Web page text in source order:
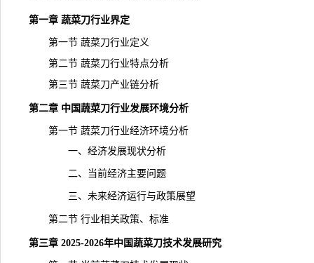
第一章 蔬菜刀行业界定
第一节 蔬菜刀行业定义
第二节 蔬菜刀行业特点分析
第三节 蔬菜刀产业链分析
第二章 中国蔬菜刀行业发展环境分析
第一节 蔬菜刀行业经济环境分析
一、经济发展现状分析
二、当前经济主要问题
三、未来经济运行与政策展望
第二节 行业相关政策、标准
第三章 2025-2026年中国蔬菜刀技术发展研究